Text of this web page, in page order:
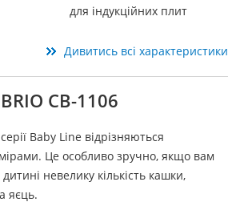
для індукційних плит
Дивитись всі характеристики
СВ-1106
Baby Line відрізняються
Це особливо зручно, якщо вам
невелику кількість кашки,
яєць.